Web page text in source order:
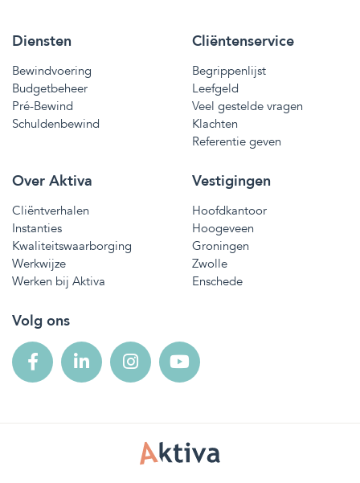
Diensten
Bewindvoering
Budgetbeheer
Pré-Bewind
Schuldenbewind
Cliëntenservice
Begrippenlijst
Leefgeld
Veel gestelde vragen
Klachten
Referentie geven
Over Aktiva
Cliëntverhalen
Instanties
Kwaliteitswaarborging
Werkwijze
Werken bij Aktiva
Vestigingen
Hoofdkantoor
Hoogeveen
Groningen
Zwolle
Enschede
Volg ons